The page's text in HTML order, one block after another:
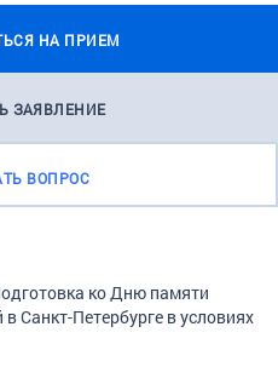
НА ПРИЕМ
ЗАЯВЛЕНИЕ
ВОПРОС
ко Дню памяти
Санкт-Петербурге в условиях